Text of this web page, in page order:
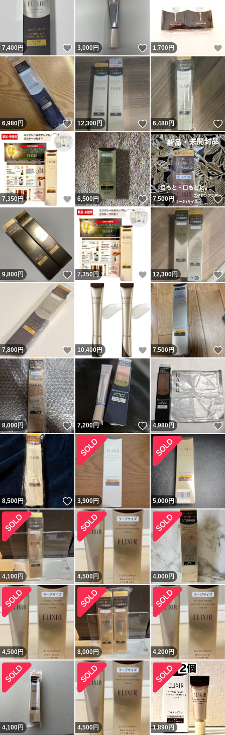
7,400円 いいね！
3,000円 いいね！
1,700 円
6,980円 いいね！
12,300円 いいね！
6,480円
7,350円 いいね！
6,500円 いいね！
7,500円
9,800円 いいね！
7,350円 いいね！
12,300円
7,800円 いいね！
10,400円 いいね！
7,500円
8,000円 いいね！
7,200円 いいね！
4,980円
8,500円 いいね！
3,900円 5,000円
4,100円 4,500円 4,000円
4,500円 8,000円 4,200円
4,100円 4,500円 1,890 円